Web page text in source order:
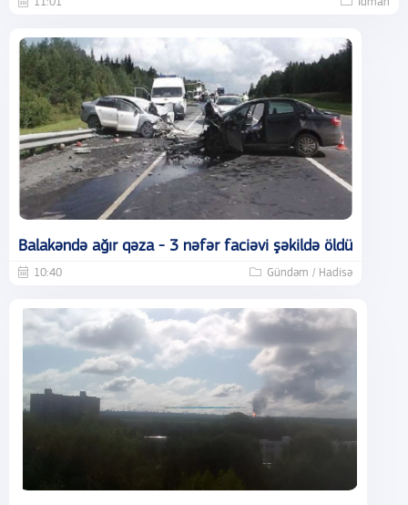
Balakəndə ağır qəza - 3 nəfər faciəvi şəkildə öldü
10:40 Gündəm / Hadisə